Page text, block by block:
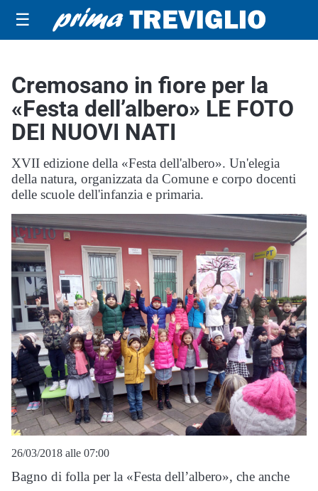
☰
Cremosano in fiore per la
«Festa dell’albero» LE FOTO
DEI NUOVI NATI
XVII edizione della «Festa dell'albero». Un'elegia
della natura, organizzata da Comune e corpo docenti
delle scuole dell'infanzia e primaria.
26/03/2018 alle 07:00
Bagno di folla per la «Festa dell’albero», che anche